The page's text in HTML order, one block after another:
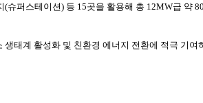
퍼스테이션) 등 15곳을 활용해 총 12MW급 약
태계 활성화 및 친환경 에너지 전환에 적극 기여